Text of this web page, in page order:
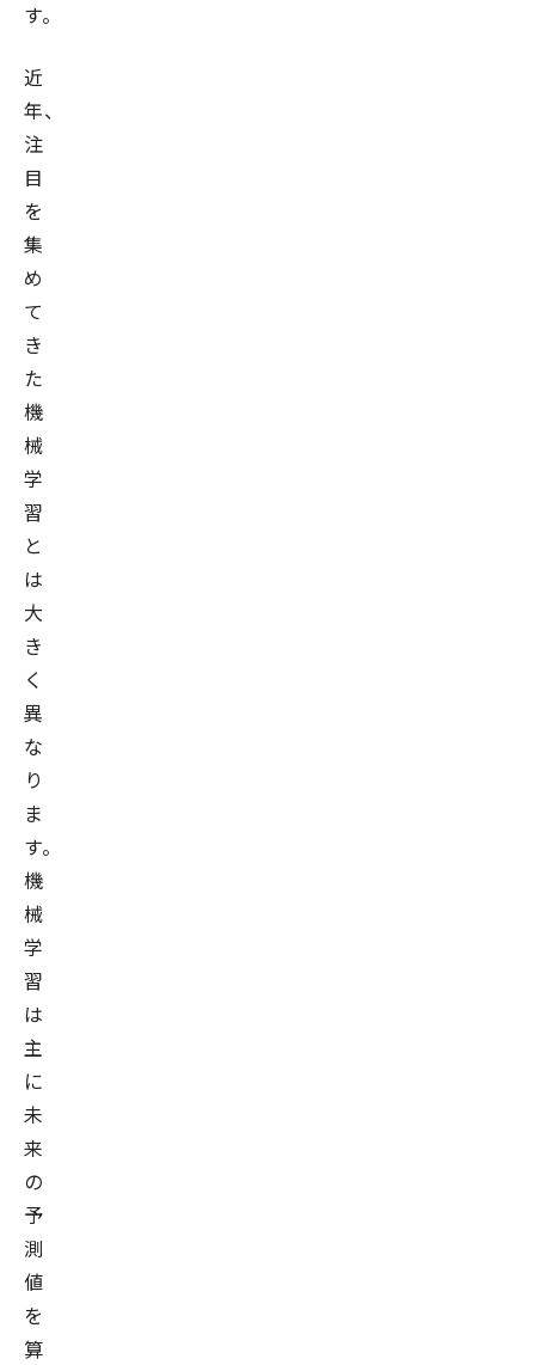
す。
近
年、
注
目
を
集
め
て
き
た
機
械
学
習
と
は
大
き
く
異
な
り
ま
す。
機
械
学
習
は
主
に
未
来
の
予
測
値
を
算